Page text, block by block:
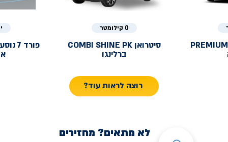
0 קילומטר
סיטרואן COMBI SHINE PK
ברלינגו
פורד
רוצה לראות עוד?
לא מתאים? מחזירים